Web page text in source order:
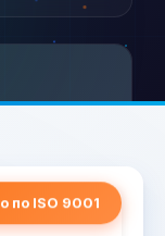
по ISO 9001